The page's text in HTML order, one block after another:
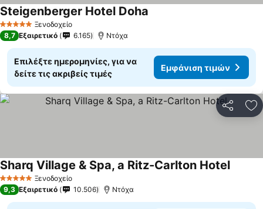
5 Αστέρια Ξενοδοχείο
Steigenberger Hotel Doha
8,7 Εξαιρετικό 6.165 Ντόχα
Επιλέξτε ημερομηνίες, για να
δείτε τις ακριβείς τιμές
Εμφάνιση τιμών
5 Αστέρια Ξενοδοχείο
Sharq Village & Spa, a Ritz-Carlton Hotel
9,3 Εξαιρετικό 10.506 Ντόχα